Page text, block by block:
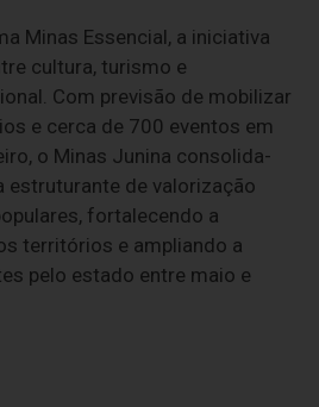
Minas Essencial, a iniciativa
cultura, turismo e
Com previsão de mobilizar
e cerca de 700 eventos em
o Minas Junina consolida-
estruturante de valorização
fortalecendo a
territórios e ampliando a
pelo estado entre maio e